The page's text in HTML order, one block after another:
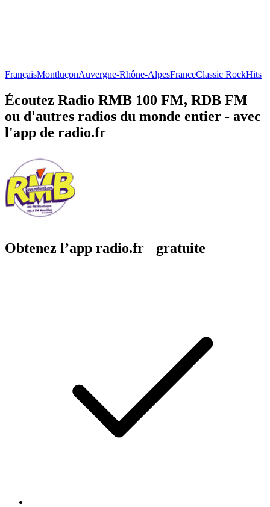
FrançaisMontluçonAuvergne-Rhône-AlpesFranceClassic RockHits
Écoutez Radio RMB 100 FM, RDB FM
ou d'autres radios du monde entier - avec
l'app de radio.fr
Obtenez l’app radio.fr gratuite